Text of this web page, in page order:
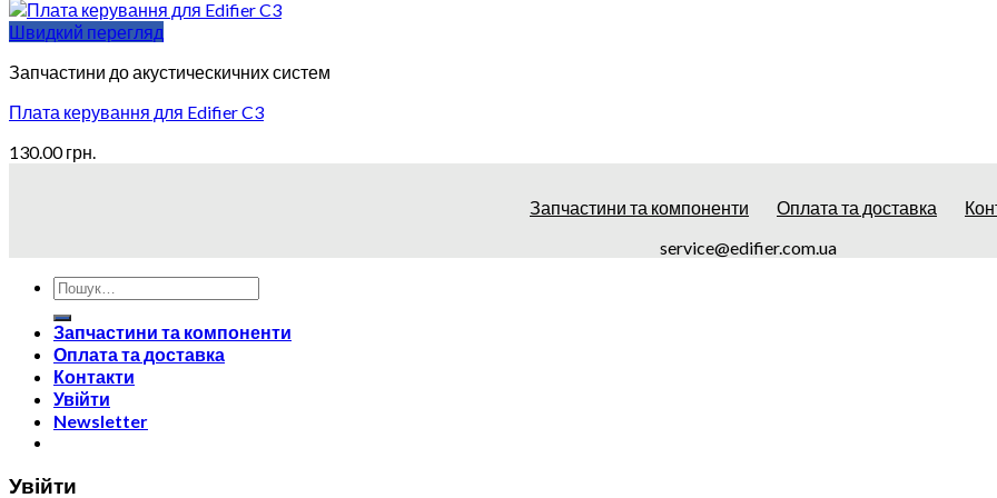
Швидкий перегляд
Запчастини до акустическичних систем
Плата керування для Edifier C3
130.00грн.
Запчастини та компоненти Оплата та доставка
service@edifier.com.ua
Запчастини та компоненти
Оплата та доставка
Контакти
Увійти
Newsletter
Увійти